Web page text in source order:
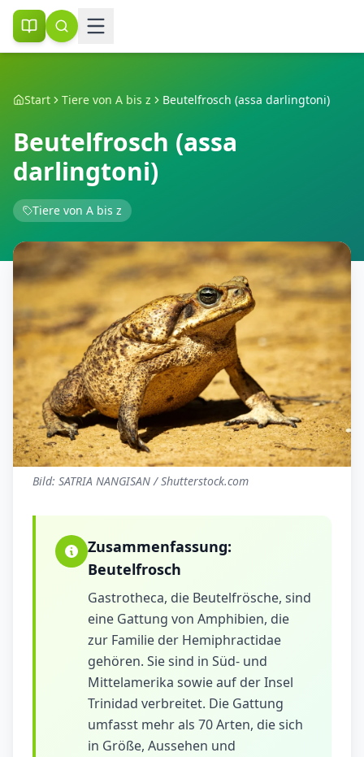
Start Tiere von A bis z Beutelfrosch (assa darlingtoni)
Beutelfrosch (assa
darlingtoni)
Tiere von A bis z
Bild: SATRIA NANGISAN / Shutterstock.com
Zusammenfassung:
Beutelfrosch
Gastrotheca, die Beutelfrösche, sind
eine Gattung von Amphibien, die
zur Familie der Hemiphractidae
gehören. Sie sind in Süd- und
Mittelamerika sowie auf der Insel
Trinidad verbreitet. Die Gattung
umfasst mehr als 70 Arten, die sich
in Größe, Aussehen und